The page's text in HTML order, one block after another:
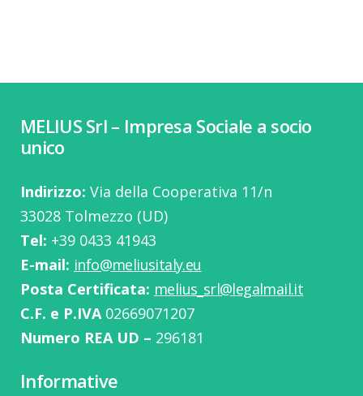
MELIUS Srl – Impresa Sociale a socio
unico
Indirizzo: Via della Cooperativa 11/n
33028 Tolmezzo (UD)
Tel: ‭+39 0433 41943
E-mail: info@meliusitaly.eu
Posta Certificata: melius_srl@legalmail.it
C.F. e P.IVA02669071207
Numero REA UD – 296181
Informative